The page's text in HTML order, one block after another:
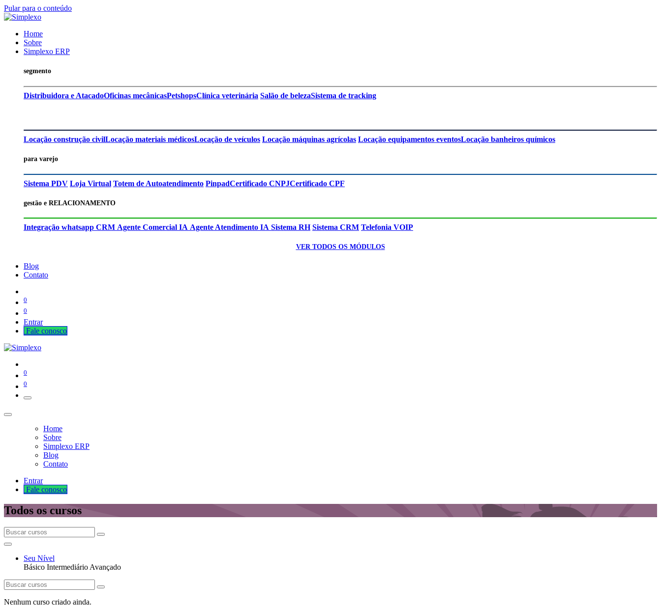
Pular para o conteúdo
Home
Sobre
Simplexo ERP
segmento
Distribuidora e AtacadoOficinas mecânicasPetshopsClínica veterinária Salão de belezaSistema de tracking
Locação construção civilLocação materiais médicosLocação de veículos Locação máquinas agrícolas Locação equipamentos eventosLocação banheiros químicos
para varejo
Sistema PDV Loja Virtual Totem de Autoatendimento PinpadCertificado CNPJCertificado CPF
gestão e RELACIONAMENTO
Integração whatsapp CRM Agente Comercial IA Agente Atendimento IA Sistema RH Sistema CRM Telefonia VOIP
VER TODOS OS MÓDULOS
Blog
Contato
0
0
Entrar
Fale cono​​​​​​​​sco
0
0
Home
Sobre
Simplexo ERP
Blog
Contato
Entrar
Fale cono​​​​​​​​sco
Todos os cursos
Seu Nível
Básico Intermediário Avançado
Nenhum curso criado ainda.